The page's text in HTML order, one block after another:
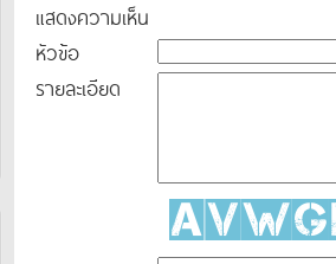
แสดงความเห็น
หัวข้อ
รายละเอียด